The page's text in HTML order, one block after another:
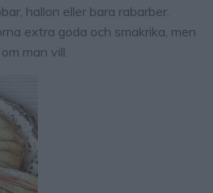
hallon eller bara rabarber.
extra goda och smakrika, men
man vill.